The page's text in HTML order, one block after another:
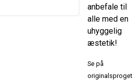
anbefale til
alle med en
uhyggelig
æstetik!
Se på
originalsproget